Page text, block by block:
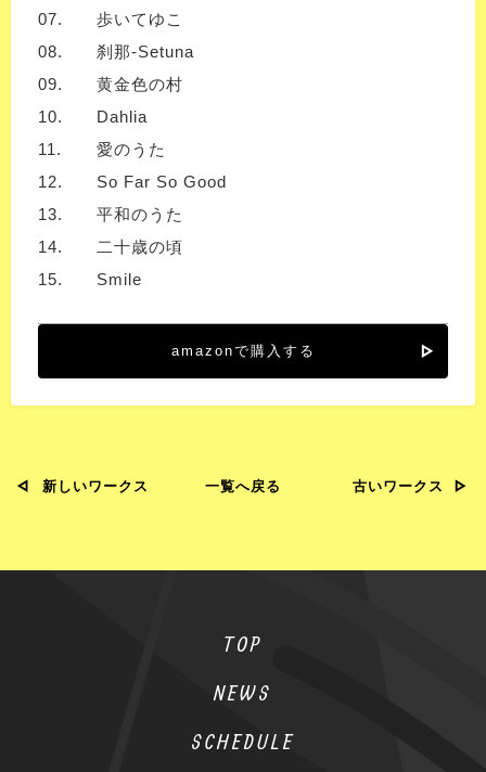
07.
歩いてゆこ
08.
刹那-Setuna
09.
黄金色の村
10.
Dahlia
11.
愛のうた
12.
So Far So Good
13.
平和のうた
14.
二十歳の頃
15.
Smile
amazonで購入する
新しいワークス 一覧へ戻る 古いワークス
TOP
NEWS
SCHEDULE